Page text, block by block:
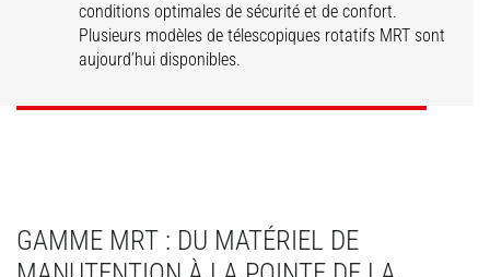
conditions optimales de sécurité et de confort.
Plusieurs modèles de télescopiques rotatifs MRT sont
aujourd’hui disponibles.
MRT Vision MRT Vision Plus
GAMME MRT : DU MATÉRIEL DE